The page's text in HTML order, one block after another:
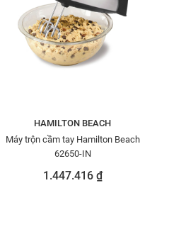
HAMILTON BEACH
Máy trộn cầm tay Hamilton Beach
62650-IN
1.447.416 ₫